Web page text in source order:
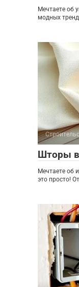
Мечтаете об
модных
Шторы
Мечтаете об
это просто!